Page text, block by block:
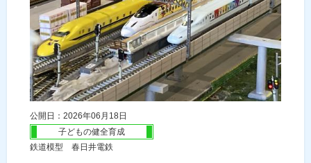
公開日：2026年06月18日
子どもの健全育成
鉄道模型 春日井電鉄